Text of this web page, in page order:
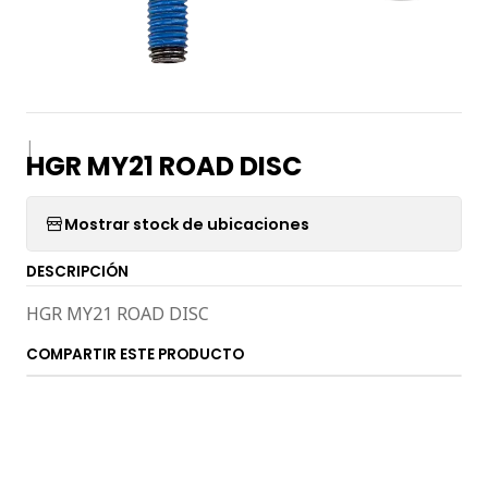
|
HGR MY21 ROAD DISC
Mostrar stock de ubicaciones
DESCRIPCIÓN
HGR MY21 ROAD DISC
COMPARTIR ESTE PRODUCTO